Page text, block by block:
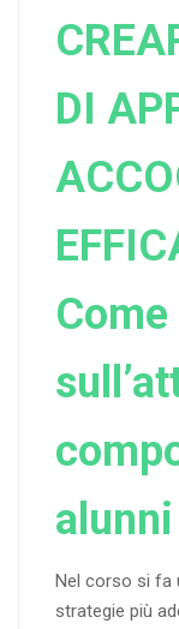
DI
alunni
Nel corso si fa
strategie più